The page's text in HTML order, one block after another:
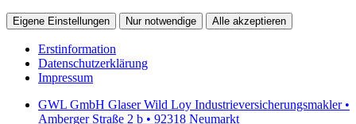
Eigene Einstellungen Nur notwendige Alle akzeptieren
Erstinformation
Datenschutzerklärung
Impressum
GWL GmbH Glaser Wild Loy Industrieversicherungsmakler •
Amberger Straße 2 b • 92318 Neumarkt